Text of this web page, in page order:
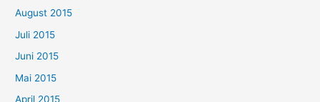
August 2015
Juli 2015
Juni 2015
Mai 2015
April 2015